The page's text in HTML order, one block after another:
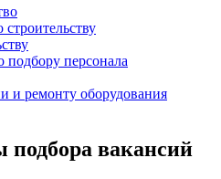
подбору персонала
и ремонту оборудования
вакансий